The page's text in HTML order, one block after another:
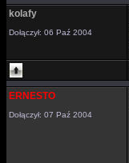
kolafy
Dołączył: 06 Paź 2004
ERNESTO
Dołączył: 07 Paź 2004